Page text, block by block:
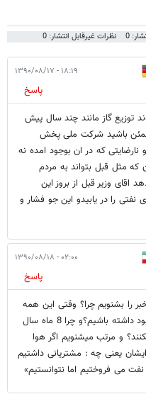
0 نظرات غیرقابل انتشار: 0
۱۸:۱۹ - ۱۳۹۰/۰۸/۱۷
پاسخ
توزیع گاز مانند چند سال پیش
باشید شرکت ملی پخش
نارضایتی که در ان بوجود امده نه
که مثل قبل بتواند به مردم
اقای وزیر قبل از بروز این
را در یابیدو این جو فشار و
۰۲:۰۰ - ۱۳۹۰/۰۸/۱۸
پاسخ
را بشنویم چرا؟ وقتی این همه
منابع نفت و گاز داریم چرا بابد احساس کمبود داشته باشیم؟و چرا 8 ماه سال
و مرتب میشنویم اگر هوا
یعنی چه : مشتریانی داشتیم
می فروختیم اما نتوانستیم»